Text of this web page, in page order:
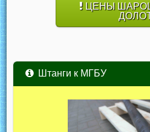
ЦЕНЫ
Штанги к МГБУ